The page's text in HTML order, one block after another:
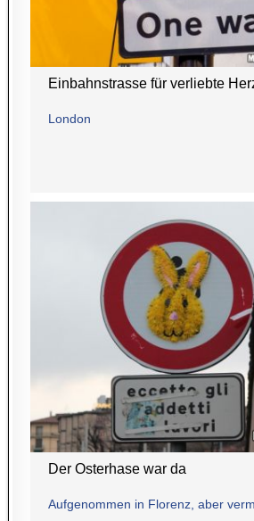
Einbahnstrasse für verliebte
London
Der Osterhase war da
Aufgenommen in Florenz, aber